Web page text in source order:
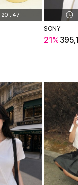
20 : 46
SONY
21%